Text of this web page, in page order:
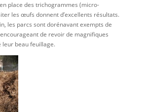
place des trichogrammes (micro-
les œufs donnent d’excellents résultats.
les parcs sont dorénavant exempts de
de revoir de magnifiques
leur beau feuillage.